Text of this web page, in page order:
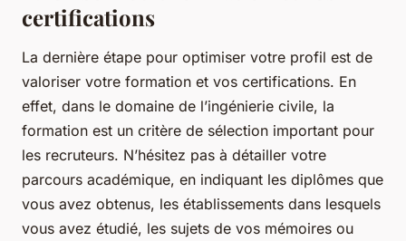
certifications
La dernière étape pour optimiser votre profil est de
valoriser votre formation et vos certifications. En
effet, dans le domaine de l’ingénierie civile, la
formation est un critère de sélection important pour
les recruteurs. N’hésitez pas à détailler votre
parcours académique, en indiquant les diplômes que
vous avez obtenus, les établissements dans lesquels
vous avez étudié, les sujets de vos mémoires ou